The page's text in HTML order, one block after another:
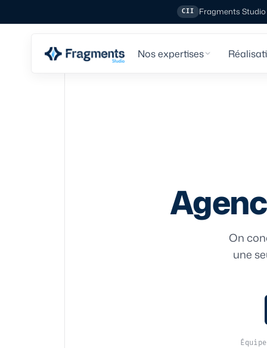
CII Fragments Studio
Nos expertises
On
une